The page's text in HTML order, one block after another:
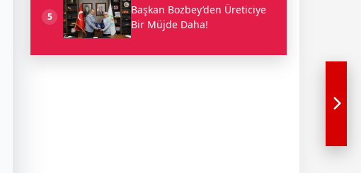
5
Başkan Bozbey’den Üreticiye
Bir Müjde Daha!